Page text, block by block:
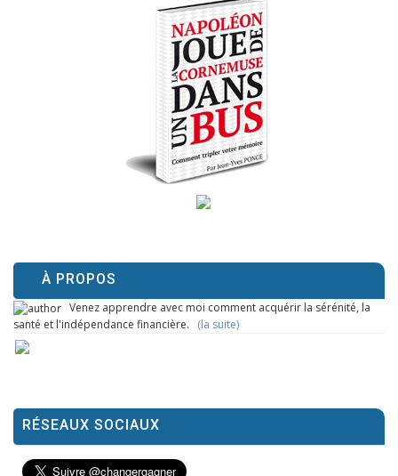
À PROPOS
Venez apprendre avec moi comment acquérir la sérénité, la
santé et l'indépendance financière. (la suite)
RÉSEAUX SOCIAUX